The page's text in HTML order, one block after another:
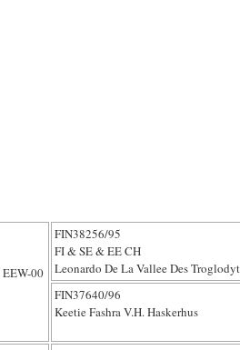
00
FIN38256/95
FI & SE & EE CH
Leonardo De La Vallee Des
FIN37640/96
Keetie Fashra V.H. Haskerhus